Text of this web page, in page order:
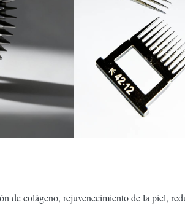
de colágeno, rejuvenecimiento de la piel,